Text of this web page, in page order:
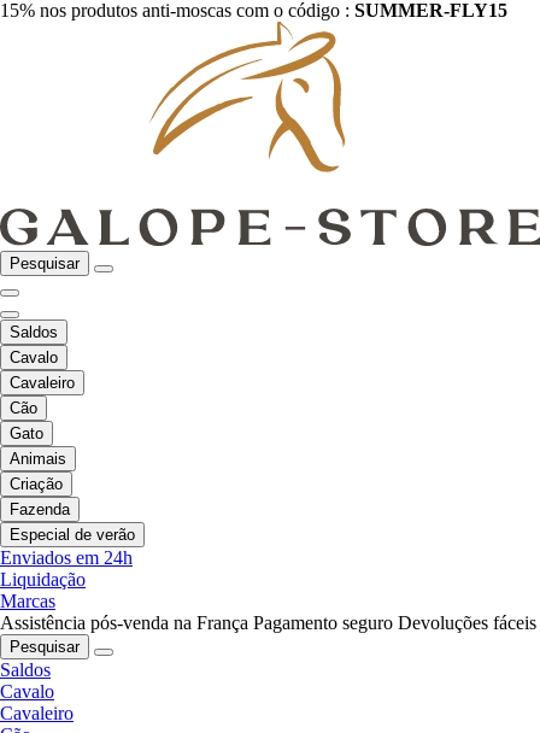
15% nos produtos anti-moscas com o código : SUMMER-FLY15
Pesquisar
Saldos
Cavalo
Cavaleiro
Cão
Gato
Animais
Criação
Fazenda
Especial de verão
Enviados em 24h
Liquidação
Marcas
Assistência pós-venda na França Pagamento seguro Devoluções fáceis
Pesquisar
Saldos
Cavalo
Cavaleiro